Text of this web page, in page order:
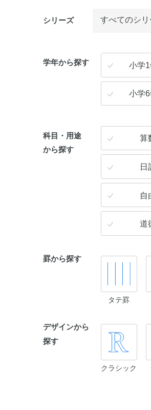
シリーズ
学年から探す 小学
小学
科目・用途
から探す
算
日
自
道
罫から探す
タテ罫
デザインから
探す
クラシック